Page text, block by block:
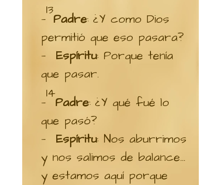
—
13
Padre: ¿Y como Dios
permitió que eso pasara?
— Espíritu: Porque tenía
que pasar.
—
14
Padre: ¿Y qué fué lo
que pasó?
— Espíritu: Nos aburrimos
y nos salimos de balance…
y estamos aquí porque